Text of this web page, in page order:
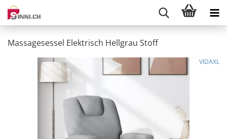
Massagesessel Elektrisch Hellgrau Stoff
VIDAXL